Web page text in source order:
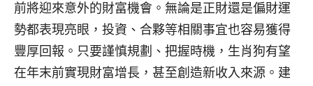
前將迎來意外的財富機會。無論是正財還是偏財運
勢都表現亮眼，投資、合夥等相關事宜也容易獲得
豐厚回報。只要謹慎規劃、把握時機，生肖狗有望
在年末前實現財富增長，甚至創造新收入來源。建